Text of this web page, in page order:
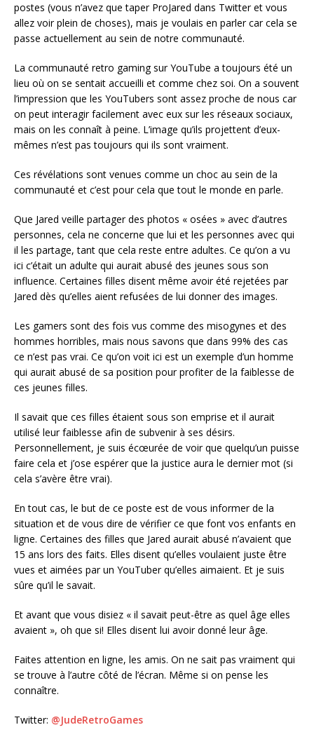
postes (vous n’avez que taper ProJared dans Twitter et vous
allez voir plein de choses), mais je voulais en parler car cela se
passe actuellement au sein de notre communauté.
La communauté retro gaming sur YouTube a toujours été un
lieu où on se sentait accueilli et comme chez soi. On a souvent
l’impression que les YouTubers sont assez proche de nous car
on peut interagir facilement avec eux sur les réseaux sociaux,
mais on les connaît à peine. L’image qu’ils projettent d’eux-
mêmes n’est pas toujours qui ils sont vraiment.
Ces révélations sont venues comme un choc au sein de la
communauté et c’est pour cela que tout le monde en parle.
Que Jared veille partager des photos « osées » avec d’autres
personnes, cela ne concerne que lui et les personnes avec qui
il les partage, tant que cela reste entre adultes. Ce qu’on a vu
ici c’était un adulte qui aurait abusé des jeunes sous son
influence. Certaines filles disent même avoir été rejetées par
Jared dès qu’elles aient refusées de lui donner des images.
Les gamers sont des fois vus comme des misogynes et des
hommes horribles, mais nous savons que dans 99% des cas
ce n’est pas vrai. Ce qu’on voit ici est un exemple d’un homme
qui aurait abusé de sa position pour profiter de la faiblesse de
ces jeunes filles.
Il savait que ces filles étaient sous son emprise et il aurait
utilisé leur faiblesse afin de subvenir à ses désirs.
Personnellement, je suis écœurée de voir que quelqu’un puisse
faire cela et j’ose espérer que la justice aura le dernier mot (si
cela s’avère être vrai).
En tout cas, le but de ce poste est de vous informer de la
situation et de vous dire de vérifier ce que font vos enfants en
ligne. Certaines des filles que Jared aurait abusé n’avaient que
15 ans lors des faits. Elles disent qu’elles voulaient juste être
vues et aimées par un YouTuber qu’elles aimaient. Et je suis
sûre qu’il le savait.
Et avant que vous disiez « il savait peut-être as quel âge elles
avaient », oh que si! Elles disent lui avoir donné leur âge.
Faites attention en ligne, les amis. On ne sait pas vraiment qui
se trouve à l’autre côté de l’écran. Même si on pense les
connaître.
Twitter: @JudeRetroGames